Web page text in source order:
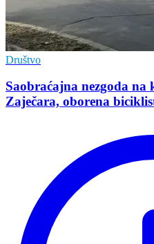
Društvo
Saobraćajna nezgoda
Zaječara, oborena